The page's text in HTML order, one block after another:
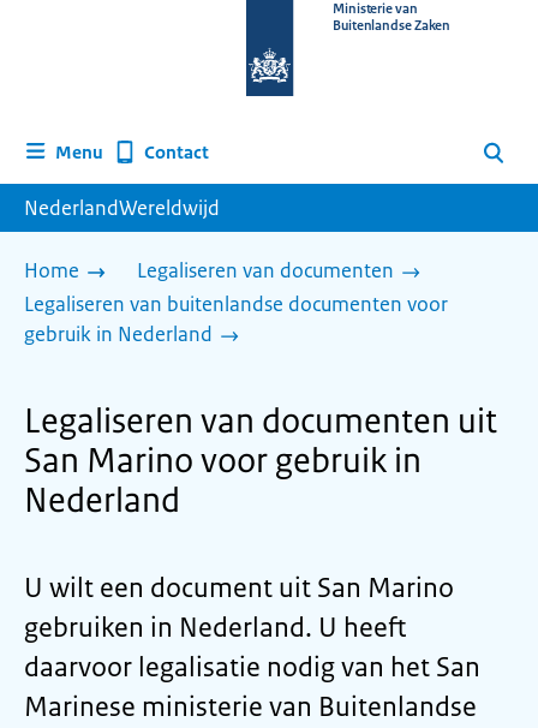
homepage
Ministerie van
Buitenlandse Zaken
Menu Contact Zoeken
NederlandWereldwijd
Home
Legaliseren van documenten
Legaliseren van buitenlandse documenten voor
gebruik in Nederland
Legaliseren van documenten uit
San Marino voor gebruik in
Nederland
U wilt een document uit San Marino
gebruiken in Nederland. U heeft
daarvoor legalisatie nodig van het San
Marinese ministerie van Buitenlandse